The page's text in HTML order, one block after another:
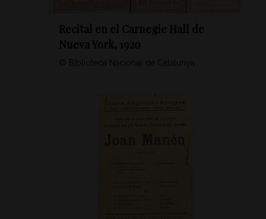
Recital en el Carnegie Hall de
Nueva York, 1920
© Biblioteca Nacional de Catalunya